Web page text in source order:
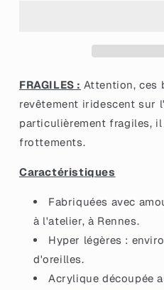
acrylique
et
holographique
acrylique
et
FRAGILES : Attention, ces
revêtement iridescent sur
particulièrement fragiles,
frottements.
Caractéristiques
Fabriquées avec
à l'atelier, à Rennes.
Hyper légères :
d'oreilles.
Acrylique découpée